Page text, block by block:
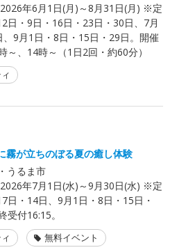
2026年6月1日(月)～8月31日(月) ※定
日・9日・16日・23日・30日、7月
、9月1日・8日・15日・29日。開催
～、14時～（1日2回・約60分）
霧が立ちのぼる夏の癒し体験
うるま市
2026年7月1日(水)～9月30日(水) ※定
日・14日、9月1日・8日・15日・
受付16:15。
無料イベント